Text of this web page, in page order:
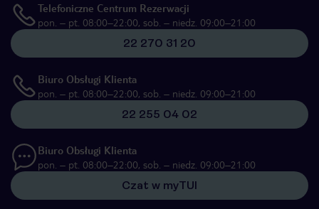
Telefoniczne Centrum Rezerwacji
pon. – pt. 08:00–22:00, sob. – niedz. 09:00–21:00
22 270 31 20
Biuro Obsługi Klienta
pon. – pt. 08:00–22:00, sob. – niedz. 09:00–21:00
22 255 04 02
Biuro Obsługi Klienta
pon. – pt. 08:00–22:00, sob. – niedz. 09:00–21:00
Czat w myTUI